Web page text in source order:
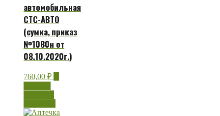
автомобильная
СТС-АВТО
(сумка, приказ
№1080н от
08.10.2020г.)
760,00 ₽